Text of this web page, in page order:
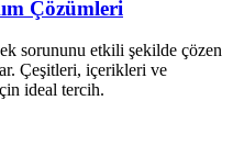
Çözümleri
sorununu etkili şekilde çözen
Çeşitleri, içerikleri ve
ideal tercih.